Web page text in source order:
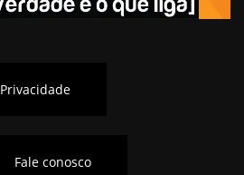
Privacidade
Fale conosco